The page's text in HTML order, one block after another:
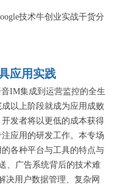
技术牛创业实战干货分
应用实践
IM集成到运营监控的全生
以上阶段就成为应用成败
发者将以更低的成本获得
应用的研发工作。本专场
各种平台与工具的特点与
、广告系统背后的技术难
决用户数据管理、复杂网